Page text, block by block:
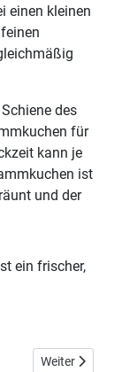
einen kleinen
des
für
kann je
ist
und der
ein frischer,
Pfanne mit
Nächster
Weiter